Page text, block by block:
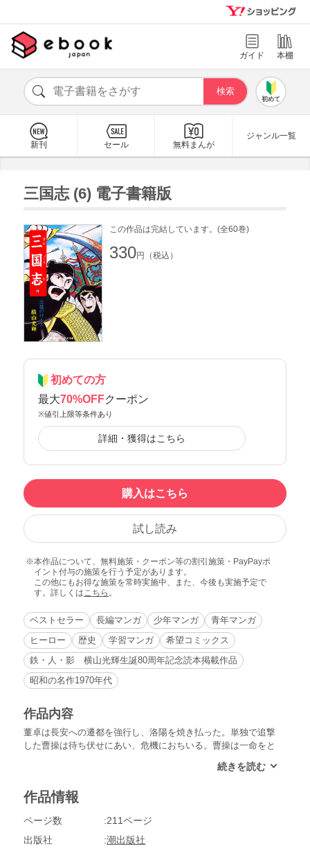
ガイド 本棚
初めて
新刊 セール 無料まんが
ジャンル一覧
三国志 (6) 電子書籍版
この作品は完結しています。(全60巻)
330円（税込）
初めての方
最大70%OFFクーポン
※値引上限等条件あり
詳細・獲得はこちら
購入はこちら
試し読み
本作品について、無料施策・クーポン等の割引施策・PayPayポ
イント付与の施策を行う予定があります。
この他にもお得な施策を常時実施中、また、今後も実施予定で
す。詳しくはこちら 。
ベストセラー 長編マンガ 少年マンガ
青年マンガ
ヒーロー
歴史 学習マンガ
希望コミックス
鉄・人・影 横山光輝生誕80周年記念読本掲載作品
昭和の名作1970年代
作品内容
董卓は長安への遷都を強行し、洛陽を焼き払った。単独で追撃
した曹操は待ち伏せにあい、危機におちいる。曹操は一命をと
孫堅は、焼け跡の井戸で皇帝の玉璽を見つける。追討軍に見切
ず孫堅に追っ手をさしむけた。
作品情報
ページ数
211ページ
出版社
潮出版社